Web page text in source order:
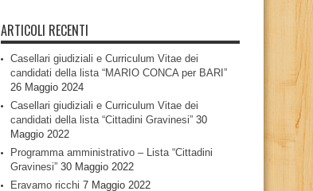
ARTICOLI RECENTI
Casellari giudiziali e Curriculum Vitae dei
candidati della lista “MARIO CONCA per BARI”
26 Maggio 2024
Casellari giudiziali e Curriculum Vitae dei
candidati della lista “Cittadini Gravinesi” 30
Maggio 2022
Programma amministrativo – Lista “Cittadini
Gravinesi” 30 Maggio 2022
Eravamo ricchi 7 Maggio 2022